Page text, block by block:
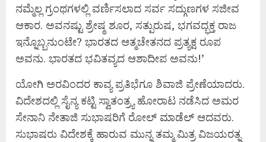
ನಮ್ಮೆಲ್ಲ ಗ್ರಂಥಗಳಲ್ಲಿ ವರ್ಣಿಸಲಾದ ಸರ್ವ ಸದ್ಗುಣಗಳ ಸಜೀವ
ಆಕಾರ. ಅವನಷ್ಟು ಶ್ರೇಷ್ಠ ಶೂರ, ಸತ್ಪುರುಷ, ಭಗವದ್ಭಕ್ತ ರಾಜ
ಇನ್ನೊಬ್ಬನುಂಟೇ? ಭಾರತದ ಆತ್ಮಚೇತನದ ಪ್ರತ್ಯಕ್ಷ ರೂಪ
ಅವನು. ಭಾರತದ ಭವಿತವ್ಯದ ಆಶಾದೀಪ ಅವನು!’
ಯೋಗಿ ಅರವಿಂದರ ಕಾವ್ಯ ಪ್ರತಿಭೆಗೂ ಶಿವಾಜಿ ಪ್ರೇಣೆಯಾದರು.
ವಿದೇಶದಲ್ಲಿ ಸೈನ್ಯ ಕಟ್ಟಿ ಸ್ವಾತಂತ್ರ್ಯ ಹೋರಾಟ ನಡೆಸಿದ ಅಮರ
ಸೇನಾನಿ ನೇತಾಜಿ ಸುಭಾಷರಿಗೆ ರೋಲ್ ಮಾಡೆಲ್ ಆದವರು.
ಸುಭಾಷರು ವಿದೇಶಕ್ಕೆ ಹಾರುವ ಮುನ್ನ ತಮ್ಮ ಮಿತ್ರ ವಿಜಯರತ್ನ